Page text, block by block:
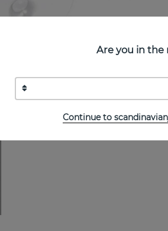
Are you in the
Continue to